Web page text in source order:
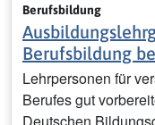
Berufsbildung
Berufsbildung
Lehrpersonen für
Berufes gut